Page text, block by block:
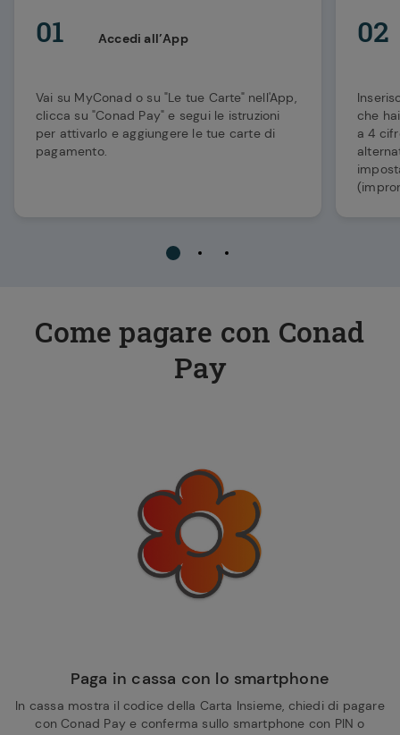
01 Accedi all’App
Vai su MyConad o su "Le tue Carte" nell'App,
clicca su "Conad Pay" e segui le istruzioni
per attivarlo e aggiungere le tue carte di
pagamento.
02
che
a 4
Come pagare con Conad
Pay
Paga in cassa con lo smartphone
In cassa mostra il codice della Carta Insieme, chiedi di pagare
con Conad Pay e conferma sullo smartphone con PIN o